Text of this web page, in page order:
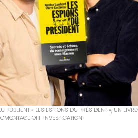
PUBLIENT « LES ESPIONS DU PRÉSIDENT », UN
OFF INVESTIGATION